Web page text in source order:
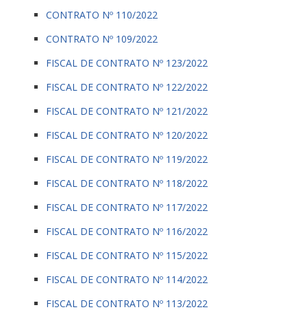
CONTRATO Nº 110/2022
CONTRATO Nº 109/2022
FISCAL DE CONTRATO Nº 123/2022
FISCAL DE CONTRATO Nº 122/2022
FISCAL DE CONTRATO Nº 121/2022
FISCAL DE CONTRATO Nº 120/2022
FISCAL DE CONTRATO Nº 119/2022
FISCAL DE CONTRATO Nº 118/2022
FISCAL DE CONTRATO Nº 117/2022
FISCAL DE CONTRATO Nº 116/2022
FISCAL DE CONTRATO Nº 115/2022
FISCAL DE CONTRATO Nº 114/2022
FISCAL DE CONTRATO Nº 113/2022